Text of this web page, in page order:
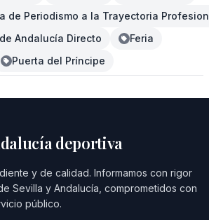
de Periodismo a la Trayectoria
Andalucía Directo
Feria
Puerta del Príncipe
deportiva
y de calidad. Informamos con rigor
Sevilla y Andalucía, comprometidos con
público.